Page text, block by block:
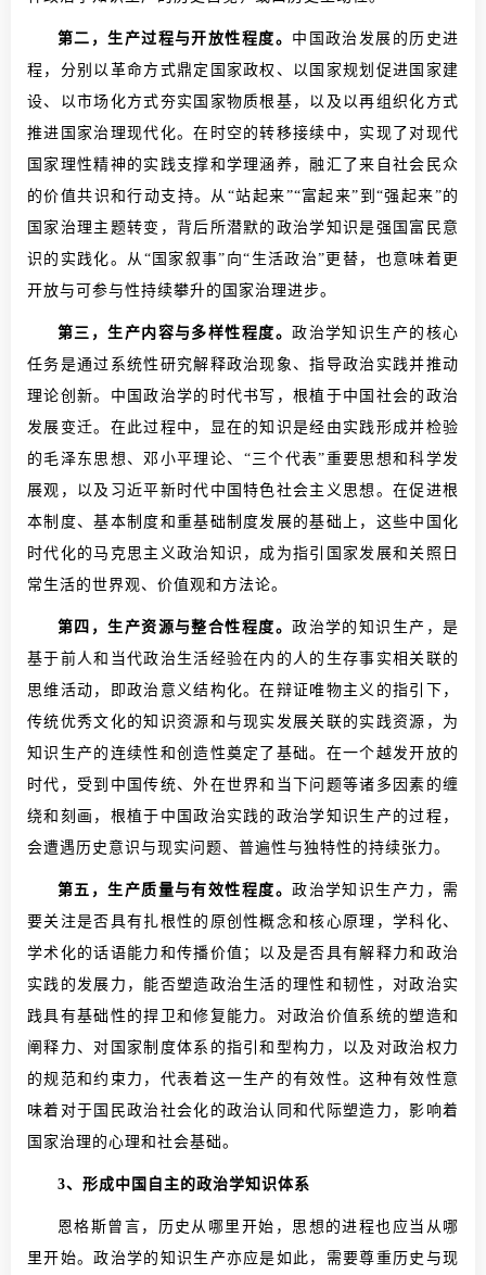
第二，生产过程与开放性程度。 中国政治发展的历史进
程，分别以革命方式鼎定国家政权、以国家规划促进国家建
设、以市场化方式夯实国家物质根基，以及以再组织化方式
推进国家治理现代化。在时空的转移接续中，实现了对现代
国家理性精神的实践支撑和学理涵养，融汇了来自社会民众
的价值共识和行动支持。从“站起来”“富起来”到“强起来”的
国家治理主题转变，背后所潜默的政治学知识是强国富民意
识的实践化。从“国家叙事”向“生活政治”更替，也意味着更
开放与可参与性持续攀升的国家治理进步。
第三，生产内容与多样性程度。政治学知识生产的核心
任务是通过系统性研究解释政治现象、指导政治实践并推动
理论创新。中国政治学的时代书写，根植于中国社会的政治
发展变迁。在此过程中，显在的知识是经由实践形成并检验
的毛泽东思想、邓小平理论、“三个代表”重要思想和科学发
展观，以及习近平新时代中国特色社会主义思想。在促进根
本制度、基本制度和重基础制度发展的基础上，这些中国化
时代化的马克思主义政治知识，成为指引国家发展和关照日
常生活的世界观、价值观和方法论。
第四，生产资源与整合性程度。政治学的知识生产，是
基于前人和当代政治生活经验在内的人的生存事实相关联的
思维活动，即政治意义结构化。在辩证唯物主义的指引下，
传统优秀文化的知识资源和与现实发展关联的实践资源，为
知识生产的连续性和创造性奠定了基础。在一个越发开放的
时代，受到中国传统、外在世界和当下问题等诸多因素的缠
绕和刻画，根植于中国政治实践的政治学知识生产的过程，
会遭遇历史意识与现实问题、普遍性与独特性的持续张力。
第五，生产质量与有效性程度。政治学知识生产力，需
要关注是否具有扎根性的原创性概念和核心原理，学科化、
学术化的话语能力和传播价值；以及是否具有解释力和政治
实践的发展力，能否塑造政治生活的理性和韧性，对政治实
践具有基础性的捍卫和修复能力。对政治价值系统的塑造和
阐释力、对国家制度体系的指引和型构力，以及对政治权力
的规范和约束力，代表着这一生产的有效性。这种有效性意
味着对于国民政治社会化的政治认同和代际塑造力，影响着
国家治理的心理和社会基础。
3、形成中国自主的政治学知识体系
恩格斯曾言，历史从哪里开始，思想的进程也应当从哪
里开始。政治学的知识生产亦应是如此，需要尊重历史与现